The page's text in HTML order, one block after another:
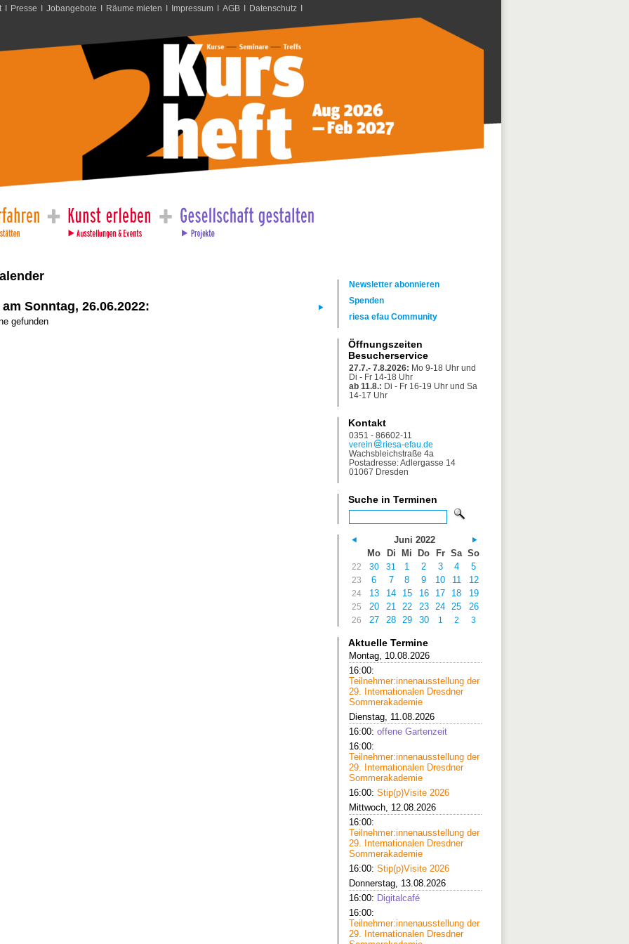
I Presse I Jobangebote I Räume mieten I Impressum I AGB I Datenschutz I
Sonntag, 26.06.2022:
gefunden
Newsletter abonnieren
Spenden
riesa efau Community
Öffnungszeiten
Besucherservice
27.7.- 7.8.2026: Mo 9-18 Uhr und
Di - Fr 14-18 Uhr
ab 11.8.: Di - Fr 16-19 Uhr und Sa
14-17 Uhr
Kontakt
0351 - 86602-11
verein
riesa-efau.de
Wachsbleichstraße 4a
Postadresse: Adlergasse 14
01067 Dresden
Suche in Terminen
Juni 2022
Mo
Di Mi Do Fr Sa So
22 30 31 1 2 3 4 5
23 6 7 8 9 10 11 12
24 13 14 15 16 17 18 19
25 20 21 22 23 24 25 26
26 27 28 29 30 1 2 3
Aktuelle Termine
Montag, 10.08.2026
16:00:
Teilnehmer:innenausstellung der
29. Internationalen Dresdner
Sommerakademie
Dienstag, 11.08.2026
16:00: offene Gartenzeit
16:00:
Teilnehmer:innenausstellung der
29. Internationalen Dresdner
Sommerakademie
16:00: Stip(p)Visite 2026
Mittwoch, 12.08.2026
16:00:
Teilnehmer:innenausstellung der
29. Internationalen Dresdner
Sommerakademie
16:00: Stip(p)Visite 2026
Donnerstag, 13.08.2026
16:00: Digitalcafé
16:00:
Teilnehmer:innenausstellung der
29. Internationalen Dresdner